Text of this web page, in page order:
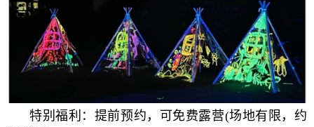
特别福利：提前预约，可免费露营(场地有限，约